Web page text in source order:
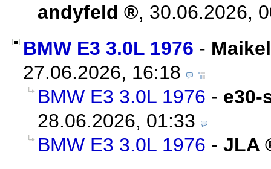
andyfeld
, 30.06.2026,
BMW E3 3.0L 1976 -
27.06.2026, 16:18
BMW E3 3.0L 1976 - e30-
28.06.2026, 01:33
BMW E3 3.0L 1976 - JLA